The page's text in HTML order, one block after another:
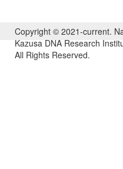
Copyright © 2021-current.
Kazusa DNA Research
All Rights Reserved.